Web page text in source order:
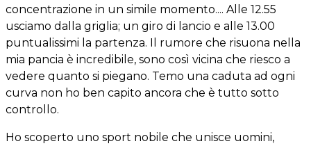
concentrazione in un simile momento.... Alle 12.55
usciamo dalla griglia; un giro di lancio e alle 13.00
puntualissimi la partenza. Il rumore che risuona nella
mia pancia è incredibile, sono così vicina che riesco a
vedere quanto si piegano. Temo una caduta ad ogni
curva non ho ben capito ancora che è tutto sotto
controllo.
Ho scoperto uno sport nobile che unisce uomini,